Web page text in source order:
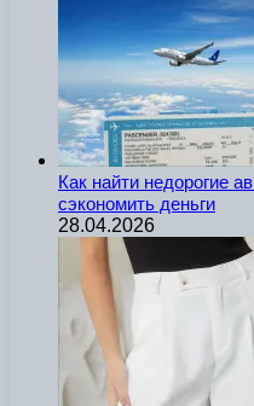
Как найти недорогие
сэкономить деньги
28.04.2026